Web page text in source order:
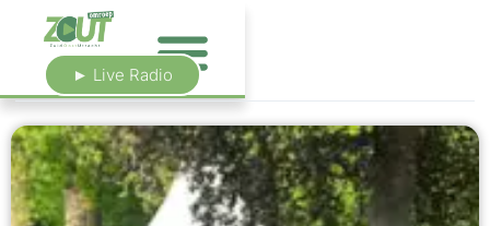
► Live Radio